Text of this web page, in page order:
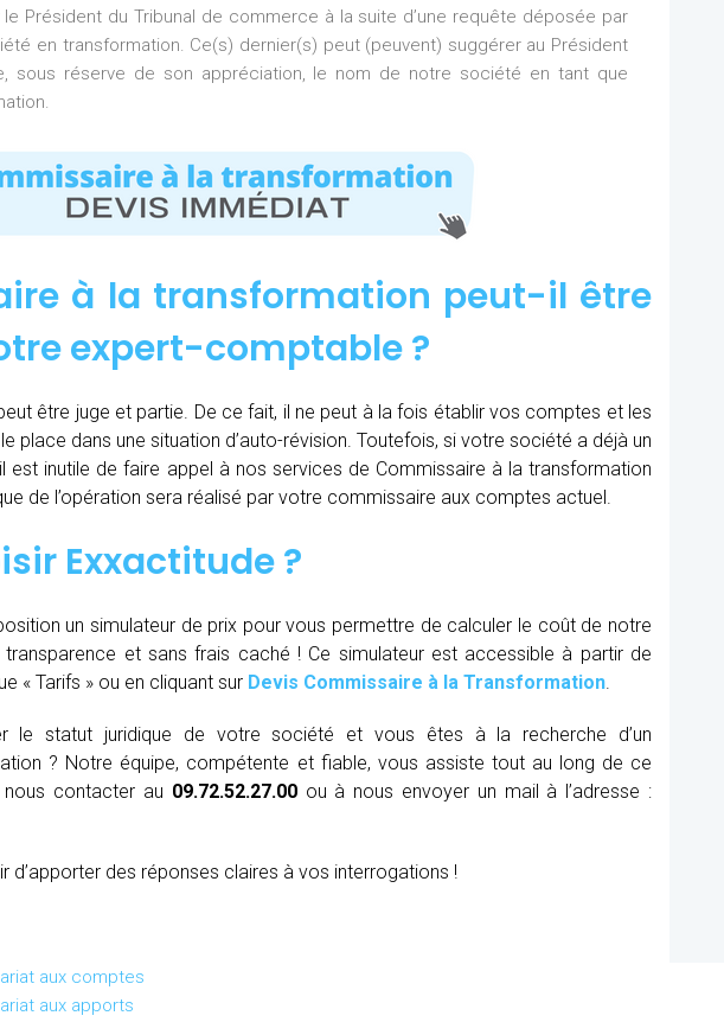
Président du Tribunal de commerce à la suite d’une requête déposée par
en transformation. Ce(s) dernier(s) peut (peuvent) suggérer au Président
sous réserve de son appréciation, le nom de notre société en tant que
à la transformation peut-il être
expert-comptable ?
être juge et partie. De ce fait, il ne peut à la fois établir vos comptes et les
place dans une situation d’auto-révision. Toutefois, si votre société a déjà un
est inutile de faire appel à nos services de Commissaire à la transformation
de l’opération sera réalisé par votre commissaire aux comptes actuel.
Exxactitude ?
un simulateur de prix pour vous permettre de calculer le coût de notre
et sans frais caché ! Ce simulateur est accessible à partir de
« Tarifs » ou en cliquant sur Devis Commissaire à la Transformation.
le statut juridique de votre société et vous êtes à la recherche d’un
? Notre équipe, compétente et fiable, vous assiste tout au long de ce
nous contacter au 09.72.52.27.00ou à nous envoyer un mail à l’adresse :
d’apporter des réponses claires à vos interrogations !
aux comptes
aux apports